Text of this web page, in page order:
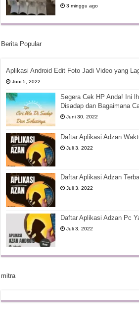
3 minggu ago
Berita Popular
Aplikasi Android Edit Foto Jadi Video yang
Juni 5, 2022
Segera Cek HP Anda! Ini
Disadap dan Bagaimana
Juni 30, 2022
Daftar Aplikasi Adzan
Juli 3, 2022
Daftar Aplikasi Adzan
Juli 3, 2022
Daftar Aplikasi Adzan Pc
Juli 3, 2022
mitra